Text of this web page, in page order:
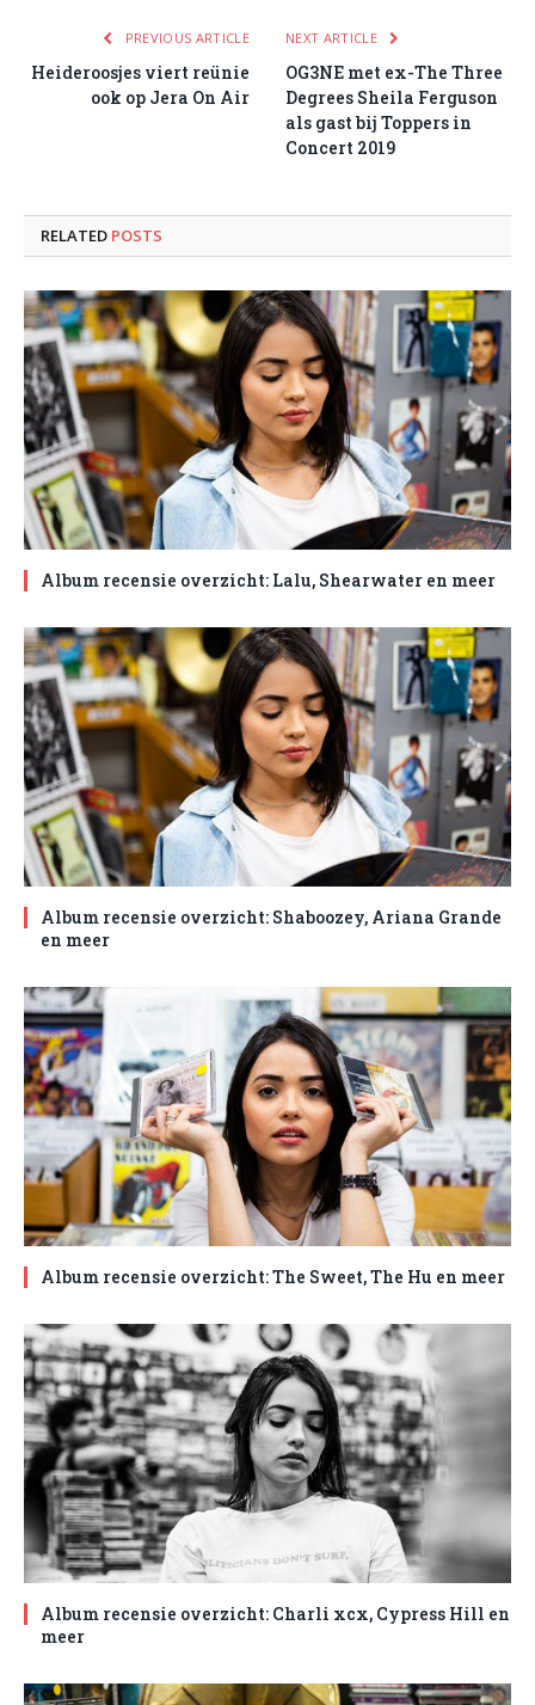
PREVIOUS ARTICLE
Heideroosjes viert reünie
ook op Jera On Air
NEXT ARTICLE
OG3NE met ex-The Three
Degrees Sheila Ferguson
als gast bij Toppers in
Concert 2019
RELATED POSTS
Album recensie overzicht: Lalu, Shearwater en meer
Album recensie overzicht: Shaboozey, Ariana Grande
en meer
Album recensie overzicht: The Sweet, The Hu en meer
Album recensie overzicht: Charli xcx, Cypress Hill en
meer